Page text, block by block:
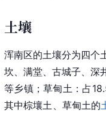
土壤
浑南区的土壤分为四个
坎、满堂、古城子、深
等乡镇；草甸土：占
其中棕壤土 、草甸土的